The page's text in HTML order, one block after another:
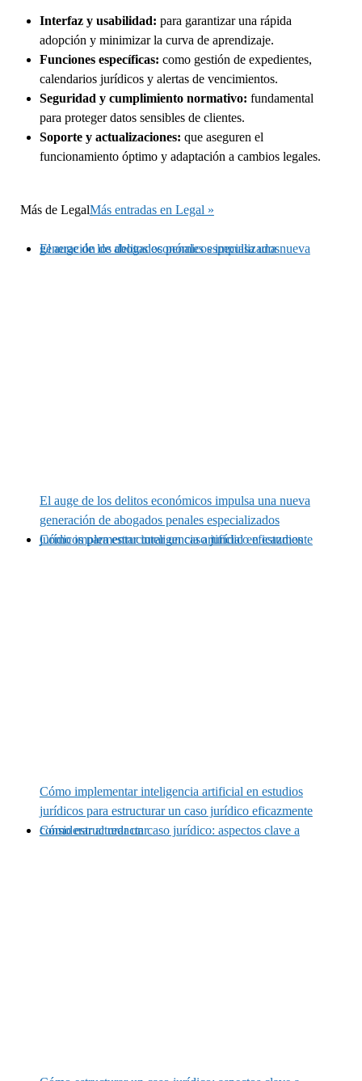
Interfaz y usabilidad: para garantizar una rápida
adopción y minimizar la curva de aprendizaje.
Funciones específicas: como gestión de expedientes,
calendarios jurídicos y alertas de vencimientos.
Seguridad y cumplimiento normativo: fundamental
para proteger datos sensibles de clientes.
Soporte y actualizaciones: que aseguren el
funcionamiento óptimo y adaptación a cambios legales.
Más de LegalMás entradas en Legal »
El auge de los delitos económicos impulsa una nueva generación de abogados penales especializados
El auge de los delitos económicos impulsa una nueva
generación de abogados penales especializados
Cómo implementar inteligencia artificial en estudios jurídicos para estructurar un caso jurídico eficazmente
Cómo implementar inteligencia artificial en estudios
jurídicos para estructurar un caso jurídico eficazmente
Cómo estructurar un caso jurídico: aspectos clave a considerar al redactar